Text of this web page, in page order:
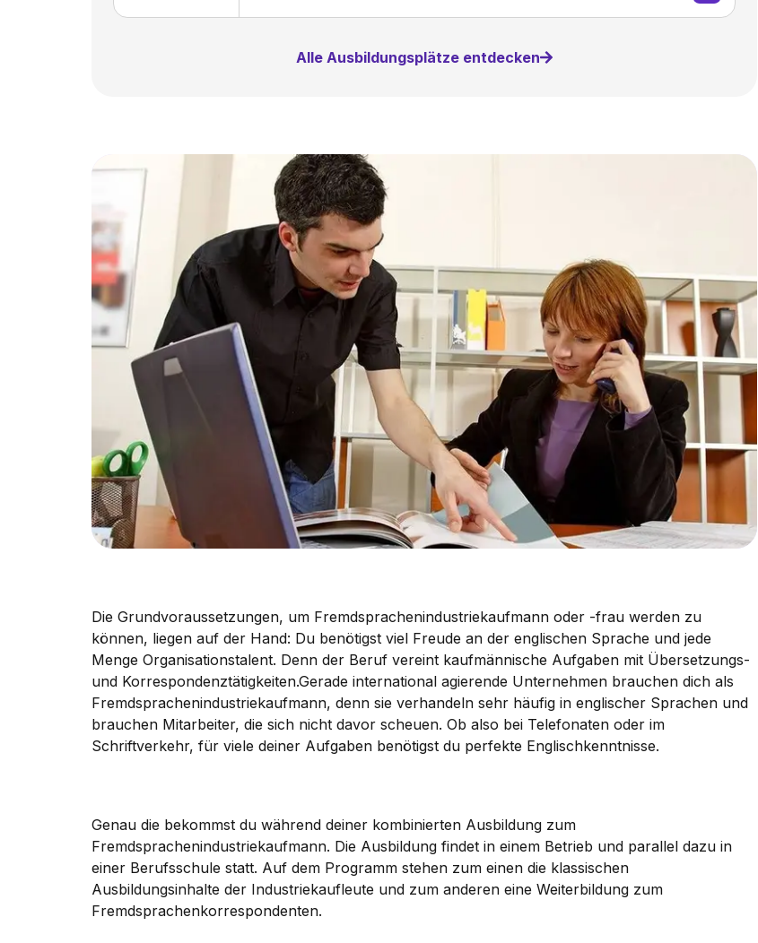
Alle Ausbildungsplätze entdecken
Die Grundvoraussetzungen, um Fremdsprachenindustriekaufmann oder -frau werden zu
können, liegen auf der Hand: Du benötigst viel Freude an der englischen Sprache und jede
Menge Organisationstalent. Denn der Beruf vereint kaufmännische Aufgaben mit Übersetzungs-
und Korrespondenztätigkeiten.Gerade international agierende Unternehmen brauchen dich als
Fremdsprachenindustriekaufmann, denn sie verhandeln sehr häufig in englischer Sprachen und
brauchen Mitarbeiter, die sich nicht davor scheuen. Ob also bei Telefonaten oder im
Schriftverkehr, für viele deiner Aufgaben benötigst du perfekte Englischkenntnisse.
Genau die bekommst du während deiner kombinierten Ausbildung zum
Fremdsprachenindustriekaufmann. Die Ausbildung findet in einem Betrieb und parallel dazu in
einer Berufsschule statt. Auf dem Programm stehen zum einen die klassischen
Ausbildungsinhalte der Industriekaufleute und zum anderen eine Weiterbildung zum
Fremdsprachenkorrespondenten.